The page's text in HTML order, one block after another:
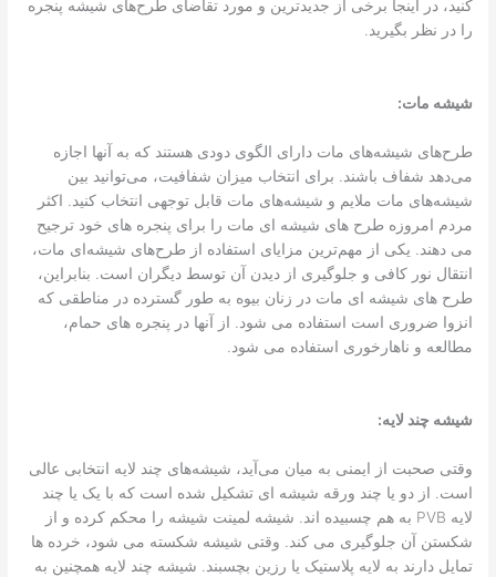
کنید، در اینجا برخی از جدیدترین و مورد تقاضای طرح‌های شیشه پنجره
را در نظر بگیرید.
شیشه مات:
طرح‌های شیشه‌های مات دارای الگوی دودی هستند که به آنها اجازه
می‌دهد شفاف باشند. برای انتخاب میزان شفافیت، می‌توانید بین
شیشه‌های مات ملایم و شیشه‌های مات قابل توجهی انتخاب کنید. اکثر
مردم امروزه طرح های شیشه ای مات را برای پنجره های خود ترجیح
می دهند. یکی از مهم‌ترین مزایای استفاده از طرح‌های شیشه‌ای مات،
انتقال نور کافی و جلوگیری از دیدن آن توسط دیگران است. بنابراین،
طرح های شیشه ای مات در زنان بیوه به طور گسترده در مناطقی که
انزوا ضروری است استفاده می شود. از آنها در پنجره های حمام،
مطالعه و ناهارخوری استفاده می شود.
شیشه چند لایه:
وقتی صحبت از ایمنی به میان می‌آید، شیشه‌های چند لایه انتخابی عالی
است. از دو یا چند ورقه شیشه ای تشکیل شده است که با یک یا چند
لایه PVB به هم چسبیده اند. شیشه لمینت شیشه را محکم کرده و از
شکستن آن جلوگیری می کند. وقتی شیشه شکسته می شود، خرده ها
تمایل دارند به لایه پلاستیک یا رزین بچسبند. شیشه چند لایه همچنین به